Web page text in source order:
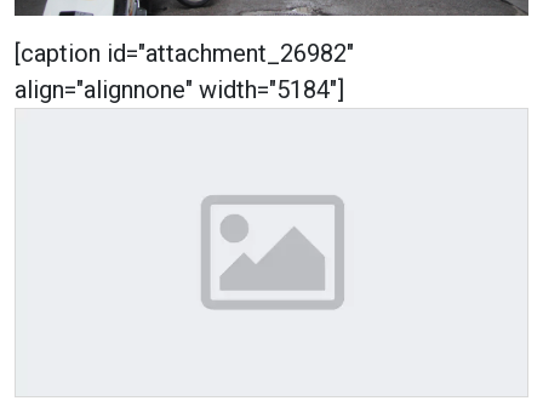
[caption id="attachment_26982"
align="alignnone" width="5184"]